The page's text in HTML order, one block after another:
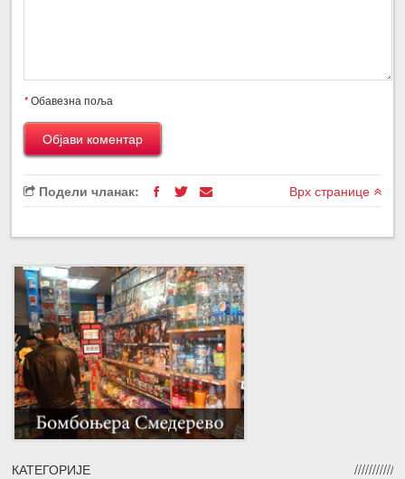
*Обавезна поља
Подели чланак: Врх странице
КАТЕГОРИЈЕ